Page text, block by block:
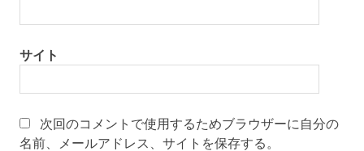
サイト
次回のコメントで使用するためブラウザーに自分の
名前、メールアドレス、サイトを保存する。